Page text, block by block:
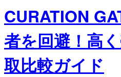
CURATION
者を回避！高
取比較ガイド